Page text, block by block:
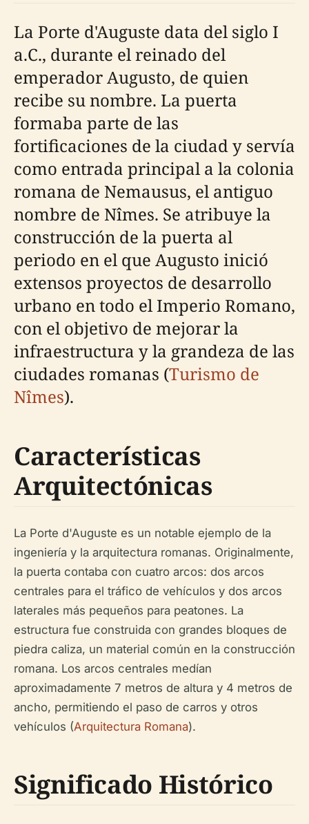
La Porte d'Auguste data del siglo I
a.C., durante el reinado del
emperador Augusto, de quien
recibe su nombre. La puerta
formaba parte de las
fortificaciones de la ciudad y servía
como entrada principal a la colonia
romana de Nemausus, el antiguo
nombre de Nîmes. Se atribuye la
construcción de la puerta al
periodo en el que Augusto inició
extensos proyectos de desarrollo
urbano en todo el Imperio Romano,
con el objetivo de mejorar la
infraestructura y la grandeza de las
ciudades romanas (Turismo de
Nîmes).
Características
Arquitectónicas
La Porte d'Auguste es un notable ejemplo de la
ingeniería y la arquitectura romanas. Originalmente,
la puerta contaba con cuatro arcos: dos arcos
centrales para el tráfico de vehículos y dos arcos
laterales más pequeños para peatones. La
estructura fue construida con grandes bloques de
piedra caliza, un material común en la construcción
romana. Los arcos centrales medían
aproximadamente 7 metros de altura y 4 metros de
ancho, permitiendo el paso de carros y otros
vehículos (Arquitectura Romana).
Significado Histórico